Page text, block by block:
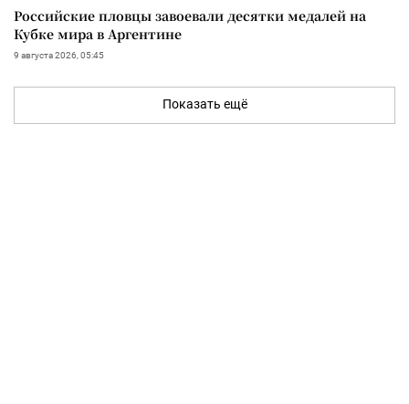
Российские пловцы завоевали десятки медалей на
Кубке мира в Аргентине
9 августа 2026, 05:45
Показать ещё